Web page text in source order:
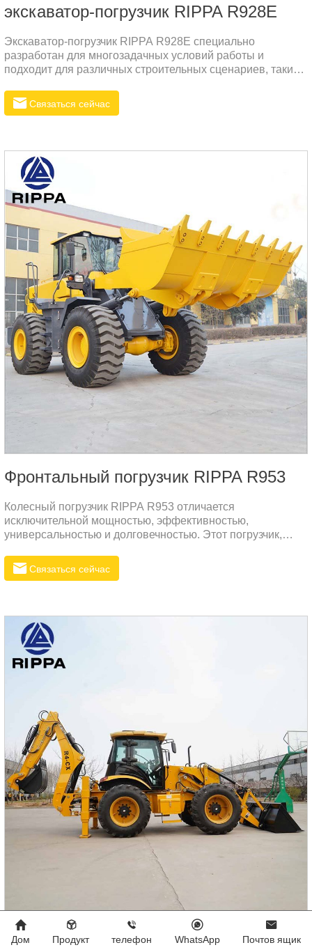
экскаватор-погрузчик RIPPA R928E
Экскаватор-погрузчик RIPPA R928E специально
разработан для многозадачных условий работы и
подходит для различных строительных сценариев, таких
строительство, горнодобывающая промышленность и
сельское хозяйство.
Связаться сейчас
Фронтальный погрузчик RIPPA R953
Колесный погрузчик RIPPA R953 отличается
исключительной мощностью, эффективностью,
универсальностью и долговечностью. Этот погрузчик,
требования сложных строительных условий. Компактная
шарнирно-сочлененная конструкция упрощает
Связаться сейчас
Продам экскаваторы-погрузчики
Дом Продукт телефон WhatsApp Почтов ящик